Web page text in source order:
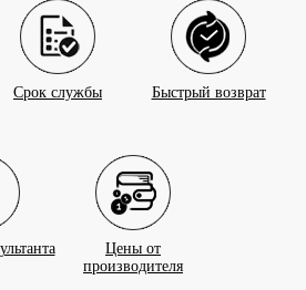
Срок службы Быстрый возврат
Цены от
производителя